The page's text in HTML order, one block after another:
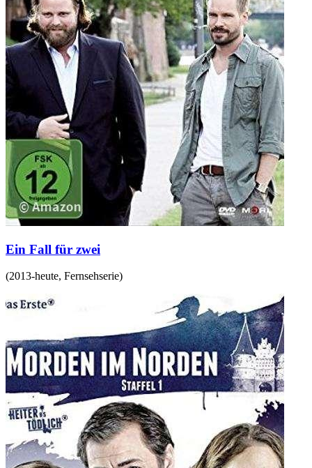
Ein Fall für zwei
(2013-heute, Fernsehserie)